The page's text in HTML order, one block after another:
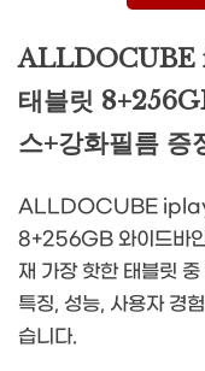
태블릿
스+강화필름 증
ALLDOCUBE
8+256GB 와이드바
재 가장 핫한 태블릿
특징, 성능, 사용자 경
습니다.